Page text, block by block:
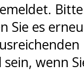
Sie es
sein, wenn